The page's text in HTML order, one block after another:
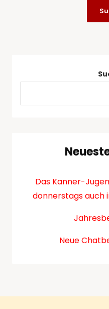
Das Kanner-
donnerstags auch
Neue